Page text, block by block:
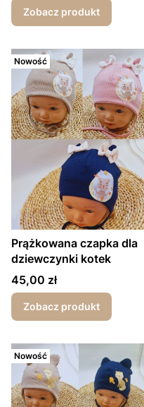
Zobacz produkt
Nowość
Prążkowana czapka dla
dziewczynki kotek
Cena
45,00 zł
Zobacz produkt
Nowość